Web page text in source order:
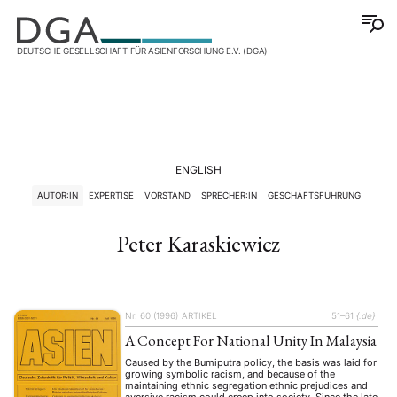
DEUTSCHE GESELLSCHAFT FÜR ASIENFORSCHUNG E.V. (DGA)
ENGLISH
AUTOR:IN EXPERTISE VORSTAND SPRECHER:IN GESCHÄFTSFÜHRUNG
Peter Karaskiewicz
Nr. 60 (1996) ARTIKEL 51–61 {:de}
A Concept For National Unity In Malaysia
Caused by the Bumiputra policy, the basis was laid for
growing symbolic racism, and because of the
maintaining ethnic segregation ethnic prejudices and